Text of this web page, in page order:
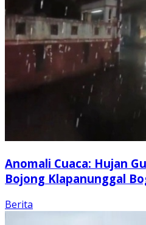
Anomali Cuaca: Hujan
Bojong Klapanunggal
Berita